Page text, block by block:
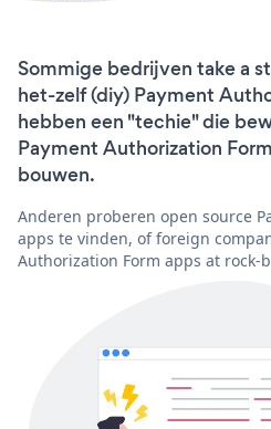
Sommige bedrijven take a
het-zelf (diy) Payment
hebben een "techie" die
Payment Authorization
bouwen.
Anderen proberen open source
apps te vinden, of foreign
Authorization Form apps at rock-